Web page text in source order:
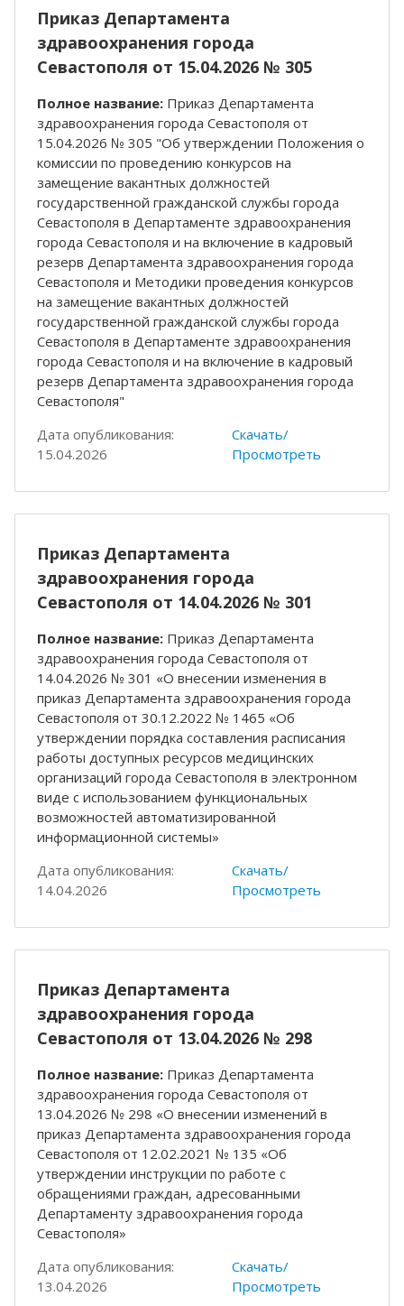
Приказ Департамента
здравоохранения города
Севастополя от 15.04.2026 № 305
Полное название: Приказ Департамента
здравоохранения города Севастополя от
15.04.2026 № 305 "Об утверждении Положения о
комиссии по проведению конкурсов на
замещение вакантных должностей
государственной гражданской службы города
Севастополя в Департаменте здравоохранения
города Севастополя и на включение в кадровый
резерв Департамента здравоохранения города
Севастополя и Методики проведения конкурсов
на замещение вакантных должностей
государственной гражданской службы города
Севастополя в Департаменте здравоохранения
города Севастополя и на включение в кадровый
резерв Департамента здравоохранения города
Севастополя"
Дата опубликования:
15.04.2026
Скачать/
Просмотреть
Приказ Департамента
здравоохранения города
Севастополя от 14.04.2026 № 301
Полное название: Приказ Департамента
здравоохранения города Севастополя от
14.04.2026 № 301 «О внесении изменения в
приказ Департамента здравоохранения города
Севастополя от 30.12.2022 № 1465 «Об
утверждении порядка составления расписания
работы доступных ресурсов медицинских
организаций города Севастополя в электронном
виде с использованием функциональных
возможностей автоматизированной
информационной системы»
Дата опубликования:
14.04.2026
Скачать/
Просмотреть
Приказ Департамента
здравоохранения города
Севастополя от 13.04.2026 № 298
Полное название: Приказ Департамента
здравоохранения города Севастополя от
13.04.2026 № 298 «О внесении изменений в
приказ Департамента здравоохранения города
Севастополя от 12.02.2021 № 135 «Об
утверждении инструкции по работе с
обращениями граждан, адресованными
Департаменту здравоохранения города
Севастополя»
Дата опубликования:
13.04.2026
Скачать/
Просмотреть